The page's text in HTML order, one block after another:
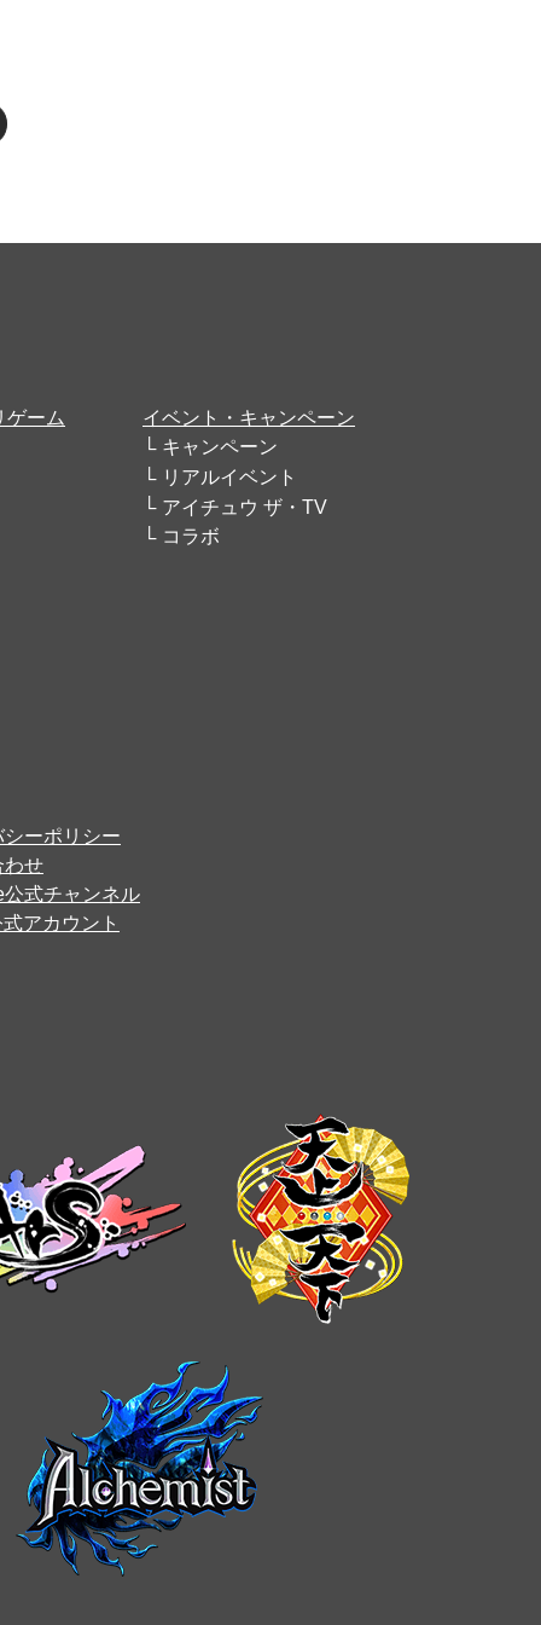
ゲーム
イベント・キャンペーン
キャンペーン
リアルイベント
アイチュウ ザ・TV
コラボ
シーポリシー
わせ
公式チャンネル
アカウント